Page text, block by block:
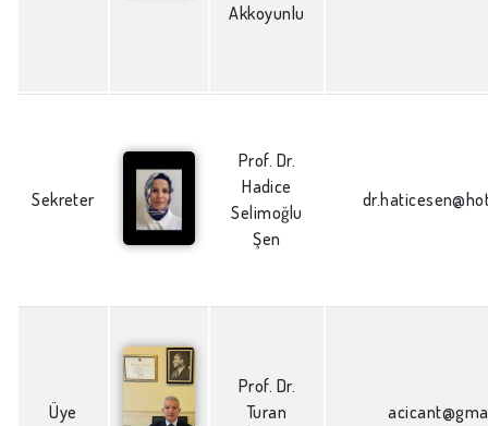
Akkoyunlu
Sekreter
Prof. Dr.
Hadice
Selimoğlu
Şen
Üye
Prof. Dr.
Turan